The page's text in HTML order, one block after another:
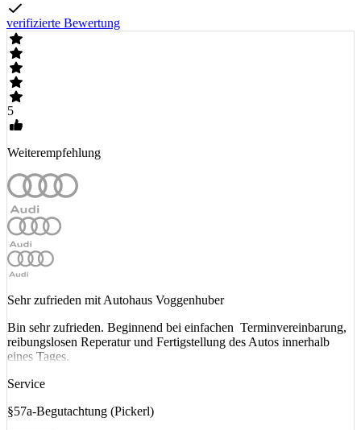
verifizierte Bewertung
5
Weiterempfehlung
Sehr zufrieden mit Autohaus Voggenhuber
Bin sehr zufrieden. Beginnend bei einfachen Terminvereinbarung,
reibungslosen Reperatur und Fertigstellung des Autos innerhalb
eines Tages.
Service
§57a-Begutachtung (Pickerl)